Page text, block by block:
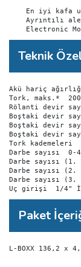
En iyi kafa
Ayrıntılı
Electronic
Teknik
Akü hariç
Tork, maks.*  200
Rölanti devir
Boştaki devir
Boştaki devir
Boştaki devir
Tork kademeleri
Darbe sayısı  0-
Darbe sayısı
Darbe sayısı
Darbe sayısı
Uç girişi  1/4"
Paket
L-BOXX 136,2 x